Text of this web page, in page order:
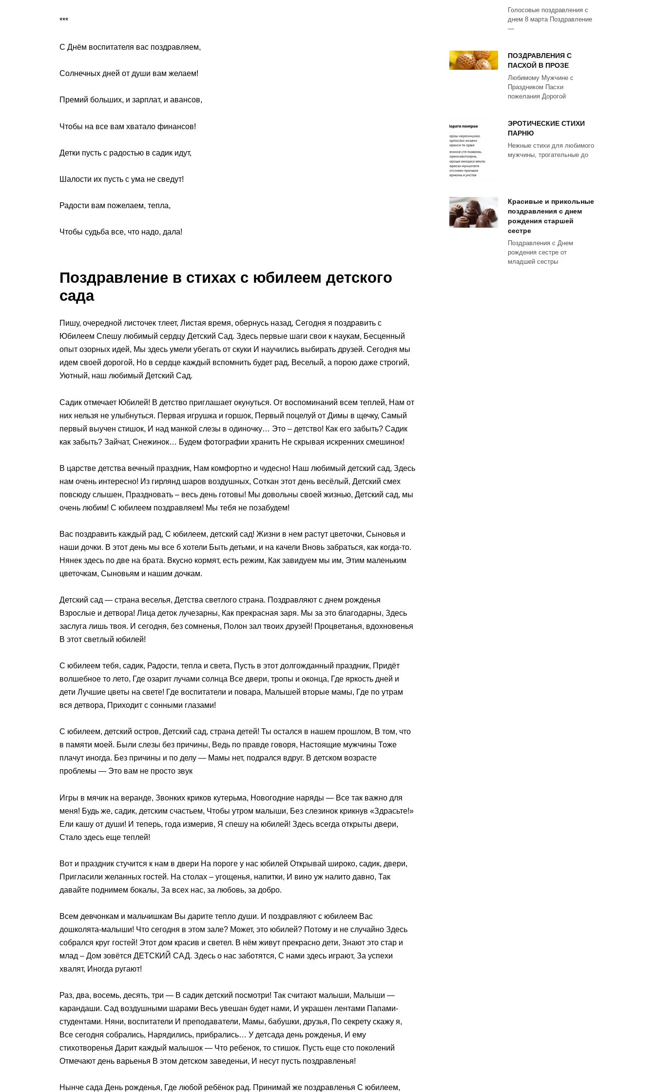
***
С Днём воспитателя вас поздравляем,
Солнечных дней от души вам желаем!
Премий больших, и зарплат, и авансов,
Чтобы на все вам хватало финансов!
Детки пусть с радостью в садик идут,
Шалости их пусть с ума не сведут!
Радости вам пожелаем, тепла,
Чтобы судьба все, что надо, дала!
Поздравление в стихах с юбилеем детского
сада
Пишу, очередной листочек тлеет, Листая время, обернусь назад, Сегодня я поздравить с
Юбилеем Спешу любимый сердцу Детский Сад. Здесь первые шаги свои к наукам, Бесценный
опыт озорных идей, Мы здесь умели убегать от скуки И научились выбирать друзей. Сегодня мы
идем своей дорогой, Но в сердце каждый вспомнить будет рад, Веселый, а порою даже строгий,
Уютный, наш любимый Детский Сад.
Садик отмечает Юбилей! В детство приглашает окунуться. От воспоминаний всем теплей, Нам от
них нельзя не улыбнуться. Первая игрушка и горшок, Первый поцелуй от Димы в щечку, Самый
первый выучен стишок, И над манкой слезы в одиночку… Это – детство! Как его забыть? Садик
как забыть? Зайчат, Снежинок… Будем фотографии хранить Не скрывая искренних смешинок!
В царстве детства вечный праздник, Нам комфортно и чудесно! Наш любимый детский сад, Здесь
нам очень интересно! Из гирлянд шаров воздушных, Соткан этот день весёлый, Детский смех
повсюду слышен, Праздновать – весь день готовы! Мы довольны своей жизнью, Детский сад, мы
очень любим! С юбилеем поздравляем! Мы тебя не позабудем!
Вас поздравить каждый рад, С юбилеем, детский сад! Жизни в нем растут цветочки, Сыновья и
наши дочки. В этот день мы все б хотели Быть детьми, и на качели Вновь забраться, как когда-то.
Нянек здесь по две на брата. Вкусно кормят, есть режим, Как завидуем мы им, Этим маленьким
цветочкам, Сыновьям и нашим дочкам.
Детский сад — страна веселья, Детства светлого страна. Поздравляют с днем рожденья
Взрослые и детвора! Лица деток лучезарны, Как прекрасная заря. Мы за это благодарны, Здесь
заслуга лишь твоя. И сегодня, без сомненья, Полон зал твоих друзей! Процветанья, вдохновенья
В этот светлый юбилей!
С юбилеем тебя, садик, Радости, тепла и света, Пусть в этот долгожданный праздник, Придёт
волшебное то лето, Где озарит лучами солнца Все двери, тропы и оконца, Где яркость дней и
дети Лучшие цветы на свете! Где воспитатели и повара, Малышей вторые мамы, Где по утрам
вся детвора, Приходит с сонными глазами!
С юбилеем, детский остров, Детский сад, страна детей! Ты остался в нашем прошлом, В том, что
в памяти моей. Были слезы без причины, Ведь по правде говоря, Настоящие мужчины Тоже
плачут иногда. Без причины и по делу — Мамы нет, подрался вдруг. В детском возрасте
проблемы — Это вам не просто звук
Игры в мячик на веранде, Звонких криков кутерьма, Новогодние наряды — Все так важно для
меня! Будь же, садик, детским счастьем, Чтобы утром малыши, Без слезинок крикнув «Здрасьте!»
Ели кашу от души! И теперь, года измерив, Я спешу на юбилей! Здесь всегда открыты двери,
Стало здесь еще теплей!
Вот и праздник стучится к нам в двери На пороге у нас юбилей Открывай широко, садик, двери,
Пригласили желанных гостей. На столах – угощенья, напитки, И вино уж налито давно, Так
давайте поднимем бокалы, За всех нас, за любовь, за добро.
Всем девчонкам и мальчишкам Вы дарите тепло души. И поздравляют с юбилеем Вас
дошколята-малыши! Что сегодня в этом зале? Может, это юбилей? Потому и не случайно Здесь
собрался круг гостей! Этот дом красив и светел. В нём живут прекрасно дети, Знают это стар и
млад – Дом зовётся ДЕТСКИЙ САД. Здесь о нас заботятся, С нами здесь играют, За успехи
хвалят, Иногда ругают!
Раз, два, восемь, десять, три — В садик детский посмотри! Так считают малыши, Малыши —
карандаши. Сад воздушными шарами Весь увешан будет нами, И украшен лентами Папами-
студентами. Няни, воспитатели И преподаватели, Мамы, бабушки, друзья, По секрету скажу я,
Все сегодня собрались, Нарядились, прибрались… У детсада день рожденья, И ему
стихотворенья Дарит каждый малышок — Что ребенок, то стишок. Пусть еще сто поколений
Отмечают день варьенья В этом детском заведеньи, И несут пусть поздравленья!
Нынче сада День рожденья, Где любой ребёнок рад. Принимай же поздравленья С юбилеем,
Голосовые поздравления с
днем 8 марта Поздравление
—
ПОЗДРАВЛЕНИЯ С
ПАСХОЙ В ПРОЗЕ
Любимому Мужчине с
Праздником Пасхи
пожелания Дорогой
ЭРОТИЧЕСКИЕ СТИХИ
ПАРНЮ
Нежные стихи для любимого
мужчины, трогательные до
Красивые и прикольные
поздравления с днем
рождения старшей
сестре
Поздравления с Днем
рождения сестре от
младшей сестры